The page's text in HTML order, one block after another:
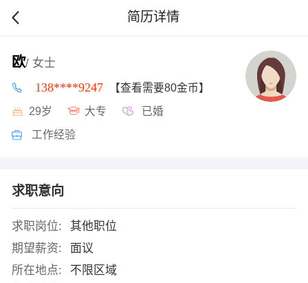
简历详情
欧/ 女士
138****9247 【查看需要80金币】
29岁 大专 已婚
工作经验
求职意向
求职岗位:
其他职位
期望薪资:
面议
所在地点:
不限区域